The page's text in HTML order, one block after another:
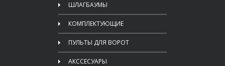
ШЛАГБАУМЫ
КОМПЛЕКТУЮЩИЕ
ПУЛЬТЫ ДЛЯ ВОРОТ
АКССЕСУАРЫ